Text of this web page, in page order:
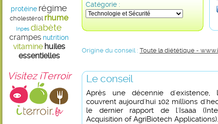
protéine régime
cholestérol rhume
Inpes diabète
crampes nutrition
vitamine huiles
essentielles
Visitez iTerroir
Catégorie :
Origine du conseil : Toute la diététique -
Le conseil
Après une décennie d'existence,
couvrent aujourd'hui 102 millions
le dernier rapport de l'Isaaa
Acquisition of AgriBiotech Applications).